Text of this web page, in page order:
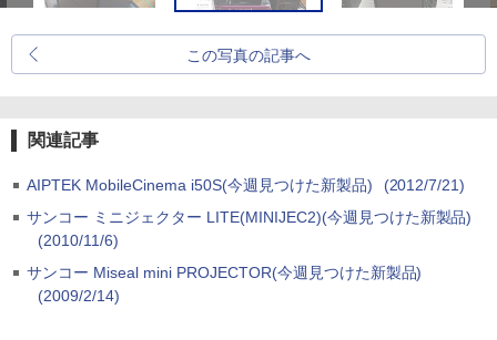
この写真の記事へ
関連記事
AIPTEK MobileCinema i50S(今週見つけた新製品)
(2012/7/21)
サンコー ミニジェクター LITE(MINIJEC2)(今週見つけた新製品)
(2010/11/6)
サンコー Miseal mini PROJECTOR(今週見つけた新製品)
(2009/2/14)